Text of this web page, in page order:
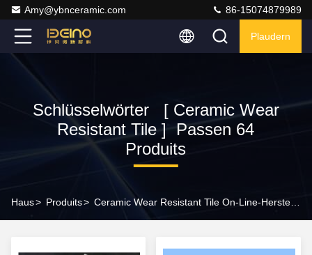
Amy@ybnceramic.com 86-15074879989
Plaudern
Schlüsselwörter [ Ceramic Wear
Resistant Tile ] Passen 64
Produits
Haus> Produits>